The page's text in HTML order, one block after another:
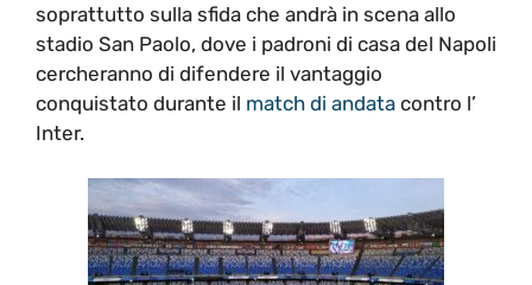
soprattutto sulla sfida che andrà in scena allo
stadio San Paolo, dove i padroni di casa del Napoli
cercheranno di difendere il vantaggio
conquistato durante il match di andata contro l’
Inter.